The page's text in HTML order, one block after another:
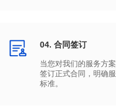
04. 合同签订
标准。